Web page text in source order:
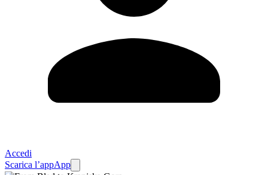
Accedi
Scarica l’appApp